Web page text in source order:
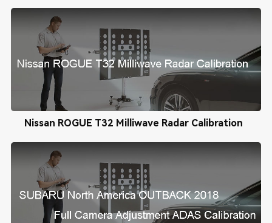
Nissan ROGUE T32 Milliwave Radar Calibration